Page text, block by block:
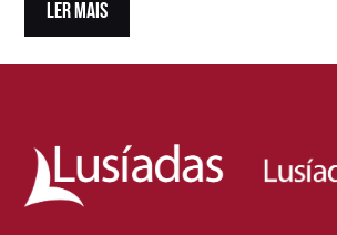
LER MAIS